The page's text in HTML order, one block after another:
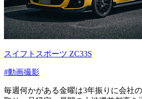
スイフトスポーツ ZC33S
#動画撮影
毎週何かがある金曜は3年振りに会社